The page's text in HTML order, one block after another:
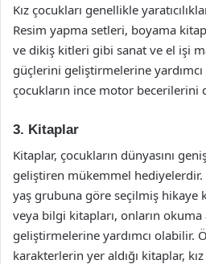
Kız çocukları genellikle
Resim yapma setleri, boyama
ve dikiş kitleri gibi sanat ve el işi
güçlerini geliştirmelerine
çocukların ince motor becerilerini
3. Kitaplar
Kitaplar, çocukların dünyasını
geliştiren mükemmel hediyelerdir.
yaş grubuna göre seçilmiş hikaye
veya bilgi kitapları, onların okuma
geliştirmelerine yardımcı olabilir.
karakterlerin yer aldığı kitaplar,